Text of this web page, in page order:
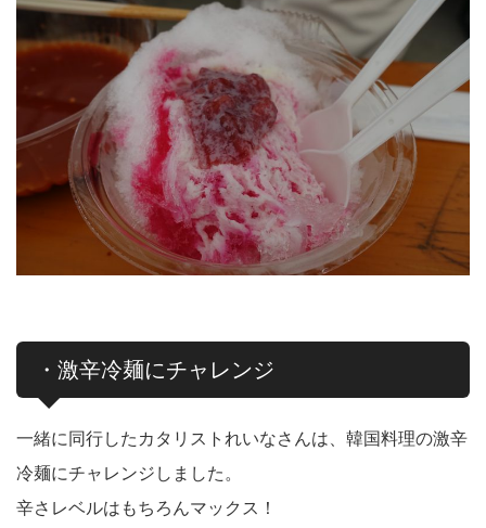
・激辛冷麺にチャレンジ
一緒に同行したカタリストれいなさんは、韓国料理の激辛
冷麺にチャレンジしました。
辛さレベルはもちろんマックス！